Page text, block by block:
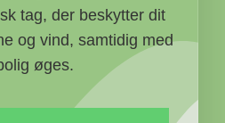
tag, der beskytter dit
og vind, samtidig med
øges.